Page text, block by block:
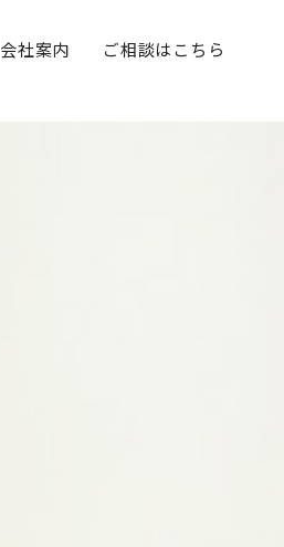
会社案内 ご相談はこちら